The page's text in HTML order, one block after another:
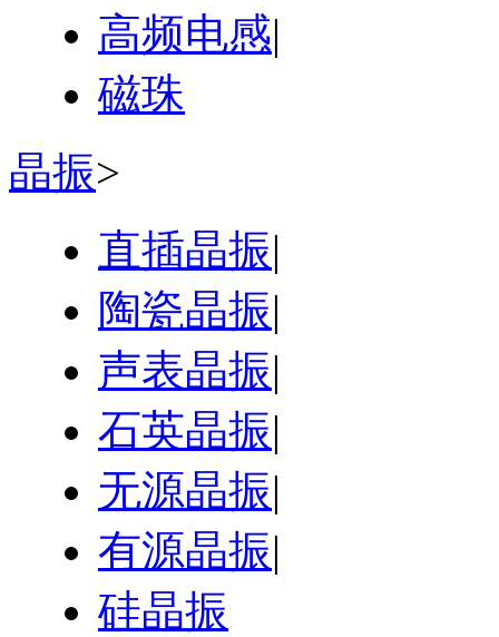
高频电感|
磁珠
晶振>
直插晶振|
陶瓷晶振|
声表晶振|
石英晶振|
无源晶振|
有源晶振|
硅晶振